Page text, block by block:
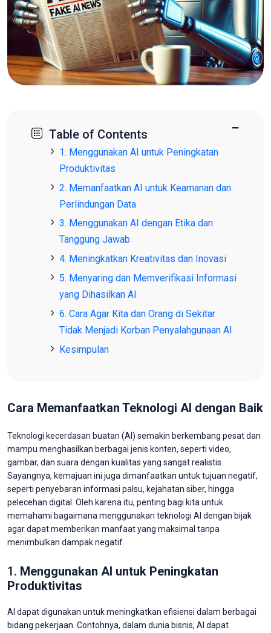
Table of Contents −
1. Menggunakan AI untuk Peningkatan
Produktivitas
2. Memanfaatkan AI untuk Keamanan dan
Perlindungan Data
3. Menggunakan AI dengan Etika dan
Tanggung Jawab
4. Meningkatkan Kreativitas dan Inovasi
5. Menyaring dan Memverifikasi Informasi
yang Dihasilkan AI
6. Cara Agar Kita dan Orang di Sekitar
Tidak Menjadi Korban Penyalahgunaan AI
Kesimpulan
Cara Memanfaatkan Teknologi AI dengan Baik
Teknologi kecerdasan buatan (AI) semakin berkembang pesat dan
mampu menghasilkan berbagai jenis konten, seperti video,
gambar, dan suara dengan kualitas yang sangat realistis.
Sayangnya, kemajuan ini juga dimanfaatkan untuk tujuan negatif,
seperti penyebaran informasi palsu, kejahatan siber, hingga
pelecehan digital. Oleh karena itu, penting bagi kita untuk
memahami bagaimana menggunakan teknologi AI dengan bijak
agar dapat memberikan manfaat yang maksimal tanpa
menimbulkan dampak negatif.
1. Menggunakan AI untuk Peningkatan
Produktivitas
AI dapat digunakan untuk meningkatkan efisiensi dalam berbagai
bidang pekerjaan. Contohnya, dalam dunia bisnis, AI dapat